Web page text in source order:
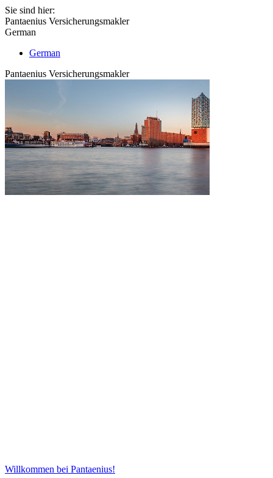
Sie sind hier:
Pantaenius Versicherungsmakler
German
German
Pantaenius Versicherungsmakler
Willkommen bei Pantaenius!